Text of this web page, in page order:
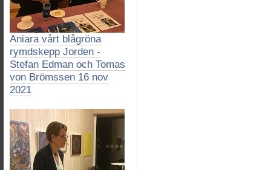
Aniara vårt blågröna
rymdskepp Jorden -
Stefan Edman och Tomas
von Brömssen 16 nov
2021